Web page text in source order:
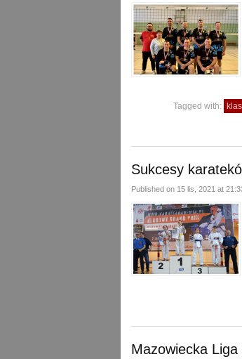
Tagged with:
Sukcesy
Published on 15 lis, 2021 at
Mazowiecka